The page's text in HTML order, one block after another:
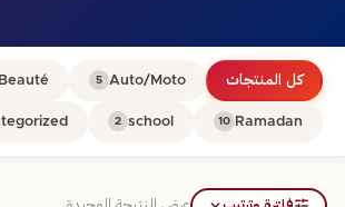
كل المنتجات Auto/Moto
5
Beauté
Ramadan
10
school
2